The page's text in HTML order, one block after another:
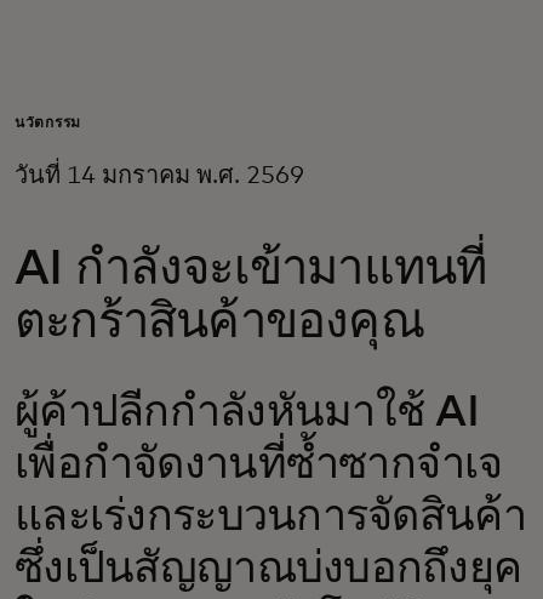
สำหรับธุรกิจ
สำหรับผู้สร้างนวัตกรรม
นวัตกรรม
วันที่ 14 มกราคม พ.ศ. 2569
AI กำลังจะเข้ามาแทนที่
ตะกร้าสินค้าของคุณ
ผู้ค้าปลีกกำลังหันมาใช้ AI
เพื่อกำจัดงานที่ซ้ำซากจำเจ
และเร่งกระบวนการจัดสินค้า
ซึ่งเป็นสัญญาณบ่งบอกถึงยุค